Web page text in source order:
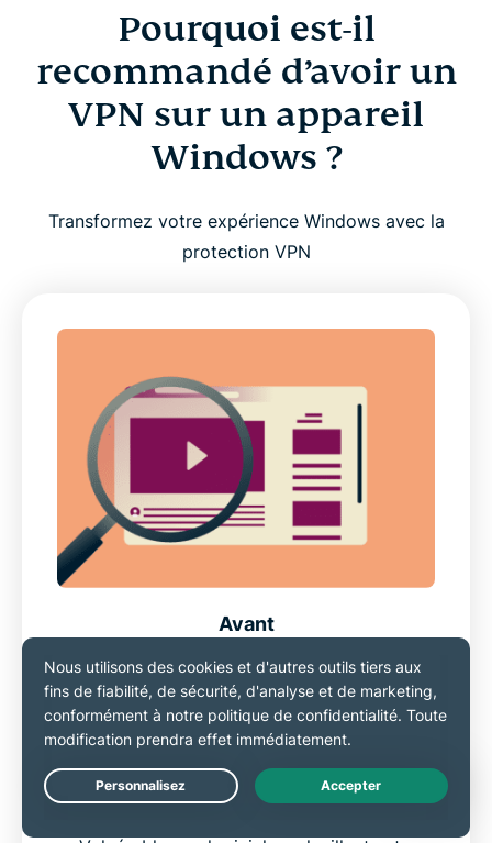
Pourquoi est-il
recommandé d’avoir un
VPN sur un appareil
Windows ?
Transformez votre expérience Windows avec la
protection VPN
Avant
Données exposées sur les réseaux Wi-Fi
publics
Les FAI suivent l’activité en ligne de votre
PC Windows
Live Chat